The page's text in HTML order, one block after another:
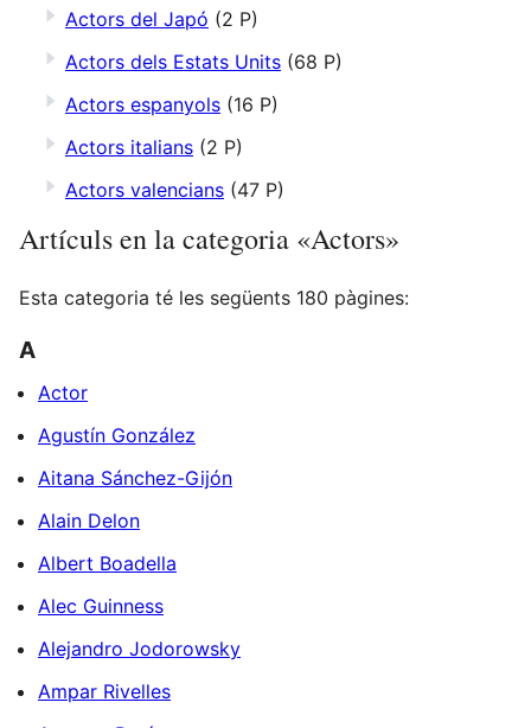
Actors del Japó (2 P)
Actors dels Estats Units (68 P)
Actors espanyols (16 P)
Actors italians (2 P)
Actors valencians (47 P)
Artículs en la categoria «Actors»
Esta categoria té les següents 180 pàgines:
A
Actor
Agustín González
Aitana Sánchez-Gijón
Alain Delon
Albert Boadella
Alec Guinness
Alejandro Jodorowsky
Ampar Rivelles